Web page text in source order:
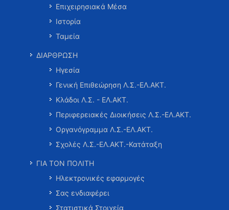
Επιχειρησιακά Μέσα
Ιστορία
Ταμεία
ΔΙΑΡΘΡΩΣΗ
Ηγεσία
Γενική Επιθεώρηση Λ.Σ.-ΕΛ.ΑΚΤ.
Κλάδοι Λ.Σ. - ΕΛ.ΑΚΤ.
Περιφερειακές Διοικήσεις Λ.Σ.-ΕΛ.ΑΚΤ.
Οργανόγραμμα Λ.Σ.-ΕΛ.ΑΚΤ.
Σχολές Λ.Σ.-ΕΛ.ΑΚΤ.-Κατάταξη
ΓΙΑ ΤΟΝ ΠΟΛΙΤΗ
Ηλεκτρονικές εφαρμογές
Σας ενδιαφέρει
Στατιστικά Στοιχεία